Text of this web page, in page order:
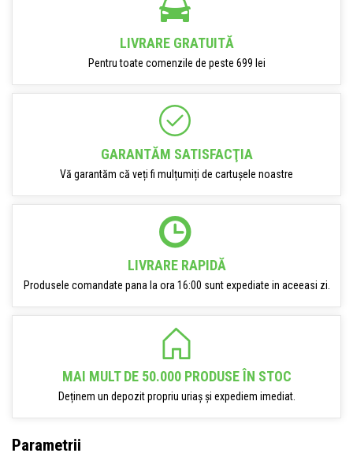
LIVRARE GRATUITĂ
Pentru toate comenzile de peste 699 lei
GARANTĂM SATISFACŢIA
Vă garantăm că veți fi mulțumiți de cartușele noastre
LIVRARE RAPIDĂ
Produsele comandate pana la ora 16:00 sunt expediate in aceeasi zi.
MAI MULT DE 50.000 PRODUSE ÎN STOC
Deținem un depozit propriu uriaș și expediem imediat.
Parametrii